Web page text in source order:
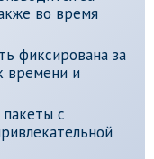
во время
фиксирована за
времени и
с